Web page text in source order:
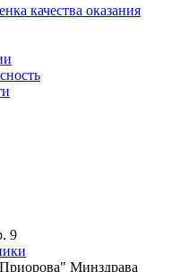
качества оказания
9
Минздрава